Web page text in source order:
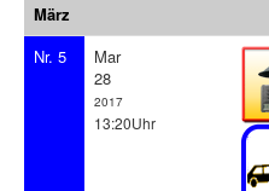
März
Nr. 5
Mar
28
2017
13:20Uhr